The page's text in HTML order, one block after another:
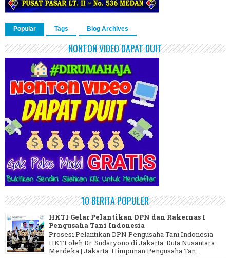
Popular Tags Blog Archives
NONTON VIDEO DAPAT DUIT
10 BERITA POPULER
HKTI Gelar Pelantikan DPN dan Rakernas I
Pengusaha Tani Indonesia
Prosesi Pelantikan DPN Pengusaha Tani Indonesia
HKTI oleh Dr. Sudaryono di Jakarta. Duta Nusantara
Merdeka | Jakarta Himpunan Pengusaha Tan...